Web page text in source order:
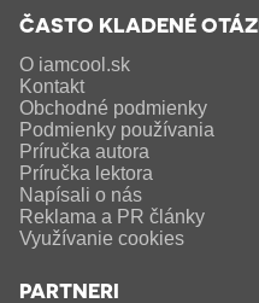
ČASTO KLADENÉ
O iamcool.sk
Kontakt
Obchodné podmienky
Podmienky používania
Príručka autora
Príručka lektora
Napísali o nás
Reklama a PR články
Využívanie cookies
PARTNERI